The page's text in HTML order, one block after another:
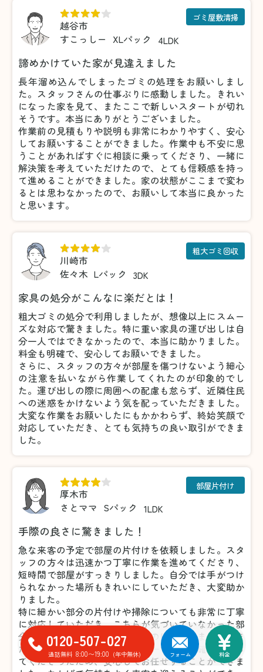
越谷市
すこっしー
XLパック 4LDK
ゴミ屋敷清掃
諦めかけていた家が見違えました
長年溜め込んでしまったゴミの処理をお願いしまし
た。スタッフさんの仕事ぶりに感動しました。きれい
になった家を見て、またここで新しいスタートが切れ
そうです。本当にありがとうございました。
作業前の見積もりや説明も非常にわかりやすく、安心
してお願いすることができました。作業中も不安に思
うことがあればすぐに相談に乗ってくださり、一緒に
解決策を考えていただけたので、とても信頼感を持っ
て進めることができました。家の状態がここまで変わ
るとは思わなかったので、お願いして本当に良かった
と思います。
川崎市
佐々木 Lパック 3DK
粗大ゴミ回収
家具の処分がこんなに楽だとは！
粗大ゴミの処分で利用しましたが、想像以上にスムー
ズな対応で驚きました。特に重い家具の運び出しは自
分一人ではできなかったので、本当に助かりました。
料金も明確で、安心してお願いできました。
さらに、スタッフの方々が部屋を傷つけないよう細心
の注意を払いながら作業してくれたのが印象的でし
た。運び出しの際に周囲への配慮も怠らず、近隣住民
への迷惑をかけないよう気を配っていただきました。
大変な作業をお願いしたにもかかわらず、終始笑顔で
対応していただき、とても気持ちの良い取引ができま
した。
厚木市
さとママ Sパック 1LDK
部屋片付け
手際の良さに驚きました！
急な来客の予定で部屋の片付けを依頼しました。スタ
ッフの方々は迅速かつ丁寧に作業を進めてくださり、
短時間で部屋がすっきりしました。自分では手がつけ
られなかった場所もきれいにしていただき、大変助か
りました。
特に細かい部分の片付けや掃除についても非常に丁寧
に対応していただき、こちらが気づいていなかった部
分まできれいにしてくださったのには驚きました。ま
た、不要品の仕分けについても一つひとつ確認を取っ
てくださったため、安心してお任せすることができま
0120-507-027
通話無料 8:00〜19:00 (年中無休) フォーム 料金